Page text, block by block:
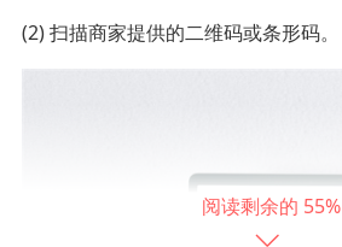
(2) 扫描商家提供的二维码或条形码。
55%